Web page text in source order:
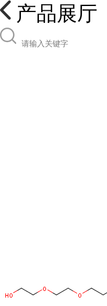
产品展厅